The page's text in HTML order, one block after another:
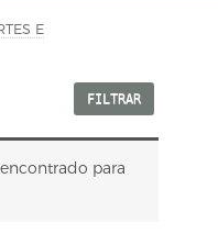
E
FILTRAR
para